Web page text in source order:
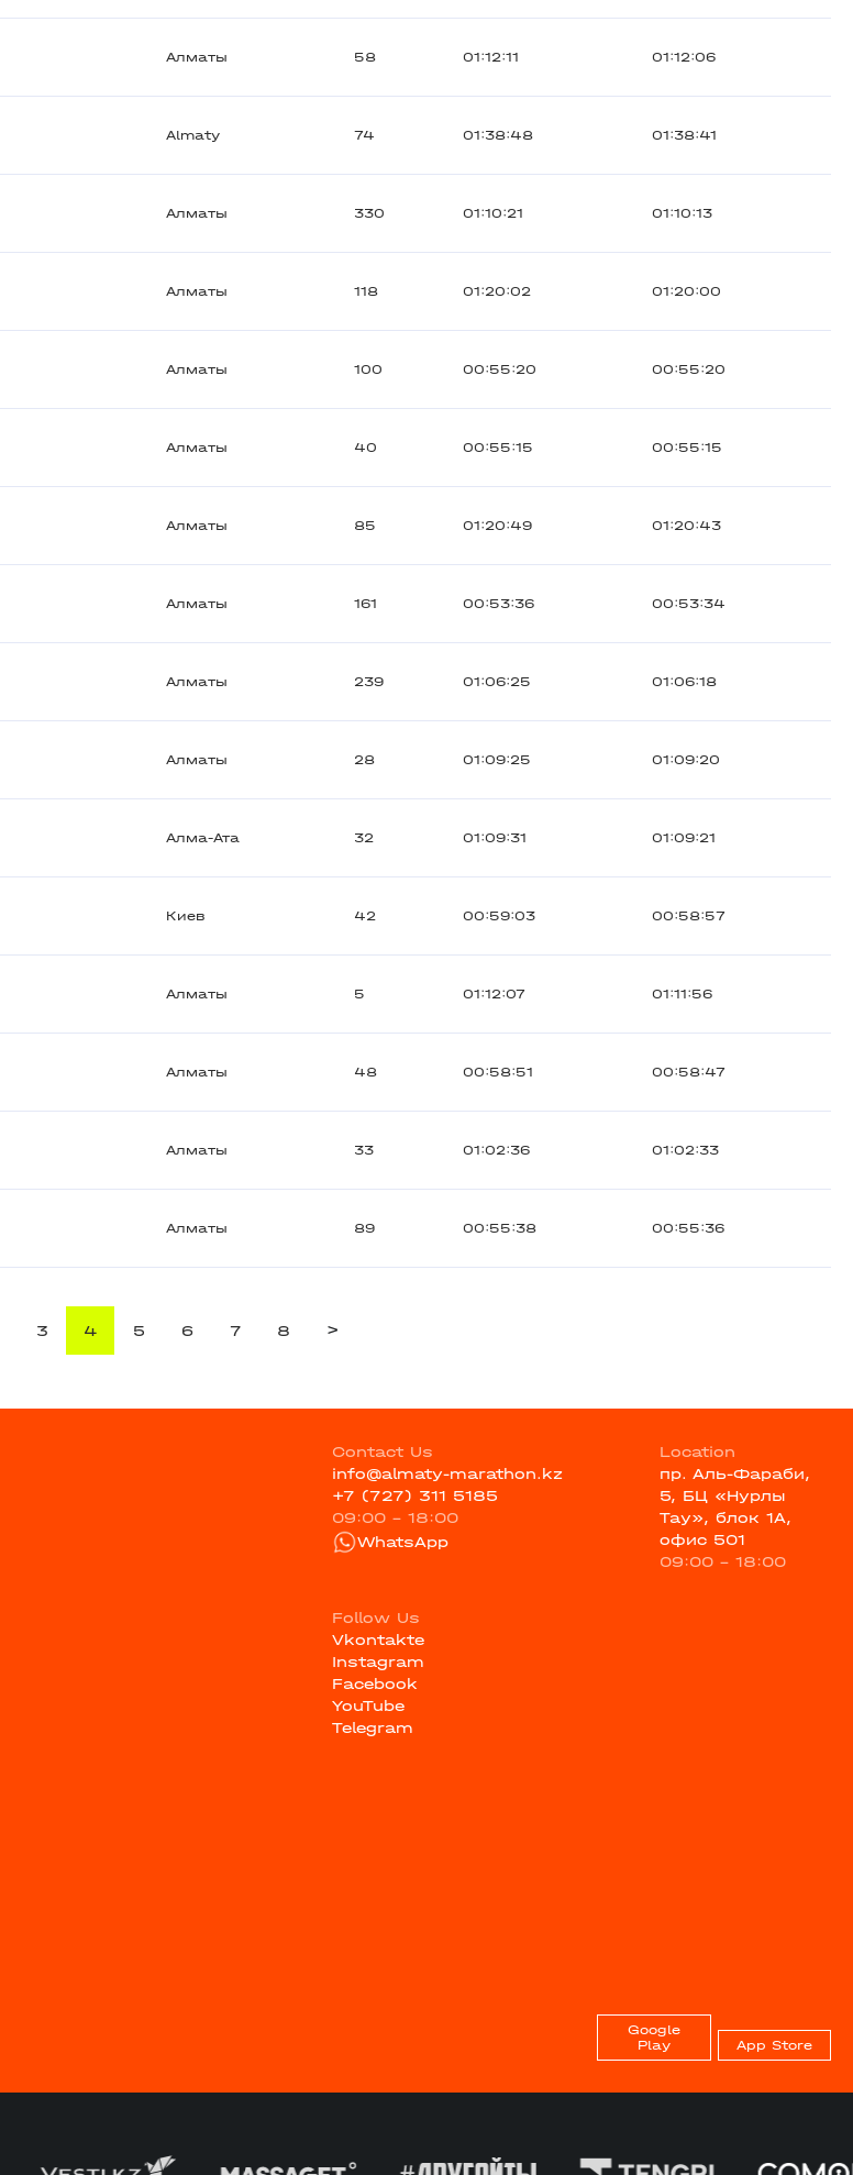
Алматы 58 01:12:11 01:12:06
Almaty 74 01:38:48 01:38:41
Алматы 330 01:10:21 01:10:13
Алматы 118 01:20:02 01:20:00
Алматы 100 00:55:20 00:55:20
Алматы 40 00:55:15 00:55:15
Алматы 85 01:20:49 01:20:43
Алматы 161 00:53:36 00:53:34
Алматы 239 01:06:25 01:06:18
Алматы 28 01:09:25 01:09:20
Алма-Ата 32 01:09:31 01:09:21
Киев 42 00:59:03 00:58:57
Алматы 5 01:12:07 01:11:56
Алматы 48 00:58:51 00:58:47
Алматы 33 01:02:36 01:02:33
Алматы 89 00:55:38 00:55:36
3 4 5 6 7 8 >
Contact Us
info@almaty-marathon.kz
+7 (727) 311 5185
09:00 - 18:00
WhatsApp
Location
пр. Аль-Фараби,
5, БЦ «Нурлы
Тау», блок 1А,
офис 501
09:00 - 18:00
Follow Us
Vkontakte
Instagram
Facebook
YouTube
Telegram
Google
Play
App Store